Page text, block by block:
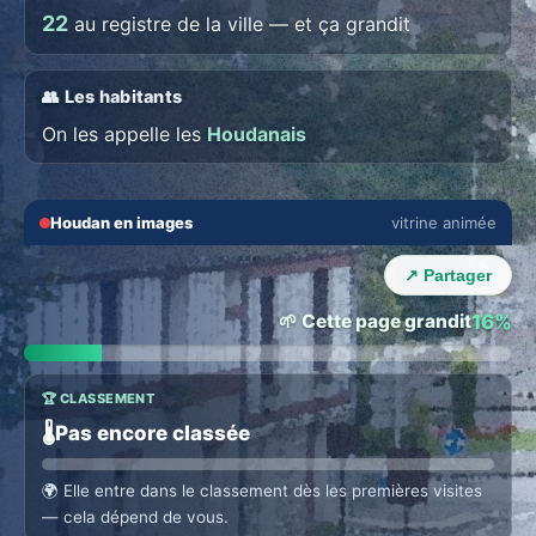
22 au registre de la ville — et ça grandit
👥 Les habitants
On les appelle les Houdanais
Houdan en images vitrine animée
‹ ›
🔇 ⛶
↗ Partager
🌱 Cette page grandit16%
🏆 CLASSEMENT
🌡️Pas encore classée
🌍 Elle entre dans le classement dès les premières visites
— cela dépend de vous.